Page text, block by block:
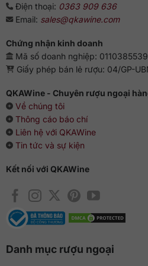
Điện thoại: 0363 909 636
Email: sales@qkawine.com
Chứng nhận kinh doanh
Mã số doanh nghiệp:
Giấy phép bán lẻ rượu: 04/GP-
QKAWine - Chuyên rượu ngoại
Về chúng tôi
Thông cáo báo chí
Liên hệ với QKAWine
Tin tức và sự kiện
Kết nối với QKAWine
Danh mục rượu ngoại